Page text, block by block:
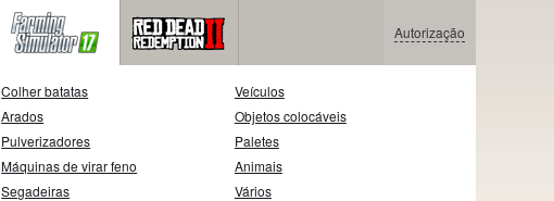
Autorização
Colher batatas
Arados
Pulverizadores
Máquinas de virar feno
Segadeiras
Veículos
Objetos colocáveis
Paletes
Animais
Vários